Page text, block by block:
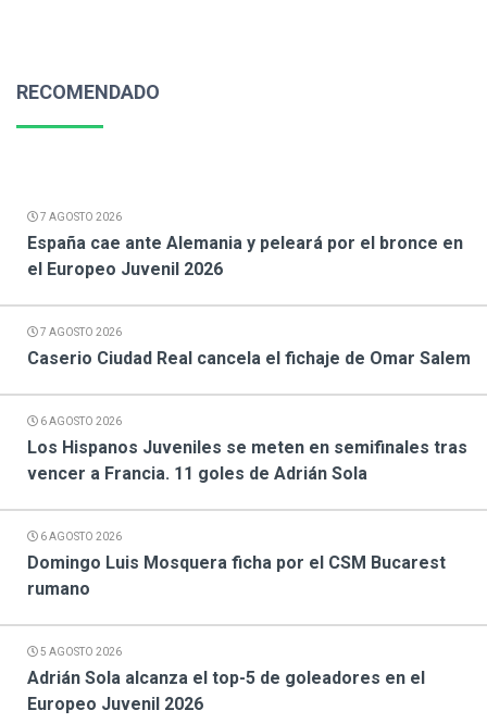
RECOMENDADO
7 AGOSTO 2026
España cae ante Alemania y peleará por el bronce en
el Europeo Juvenil 2026
7 AGOSTO 2026
Caserio Ciudad Real cancela el fichaje de Omar Salem
6 AGOSTO 2026
Los Hispanos Juveniles se meten en semifinales tras
vencer a Francia. 11 goles de Adrián Sola
6 AGOSTO 2026
Domingo Luis Mosquera ficha por el CSM Bucarest
rumano
5 AGOSTO 2026
Adrián Sola alcanza el top-5 de goleadores en el
Europeo Juvenil 2026